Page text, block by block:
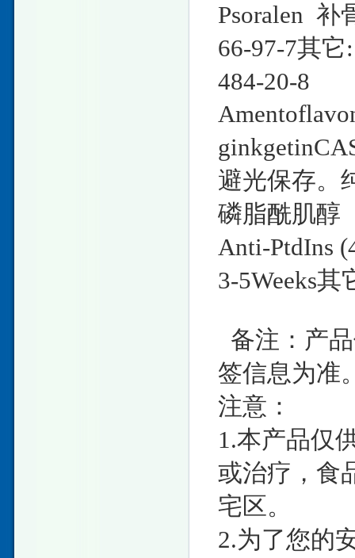
Psoralen 补
66-97-7其它:
484-20-8
避光保存。
磷脂酰肌醇
Anti-PtdIns
3-5Weeks其
备注：产
签信息为准
注意：
1.本产品仅
或治疗，食
宅区。
2.为了您的